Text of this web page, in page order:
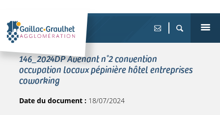
146_2024DP Avenant n°2 convention
occupation locaux pépinière hôtel entreprises
coworking
Date du document : 18/07/2024